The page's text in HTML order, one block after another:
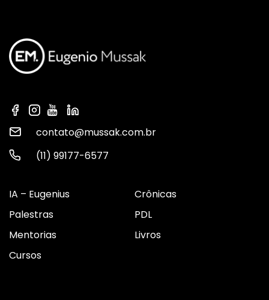
contato@mussak.com.br
(11) 99177-6577
IA – Eugenius
Crônicas
Palestras
PDL
Mentorias
Livros
Cursos